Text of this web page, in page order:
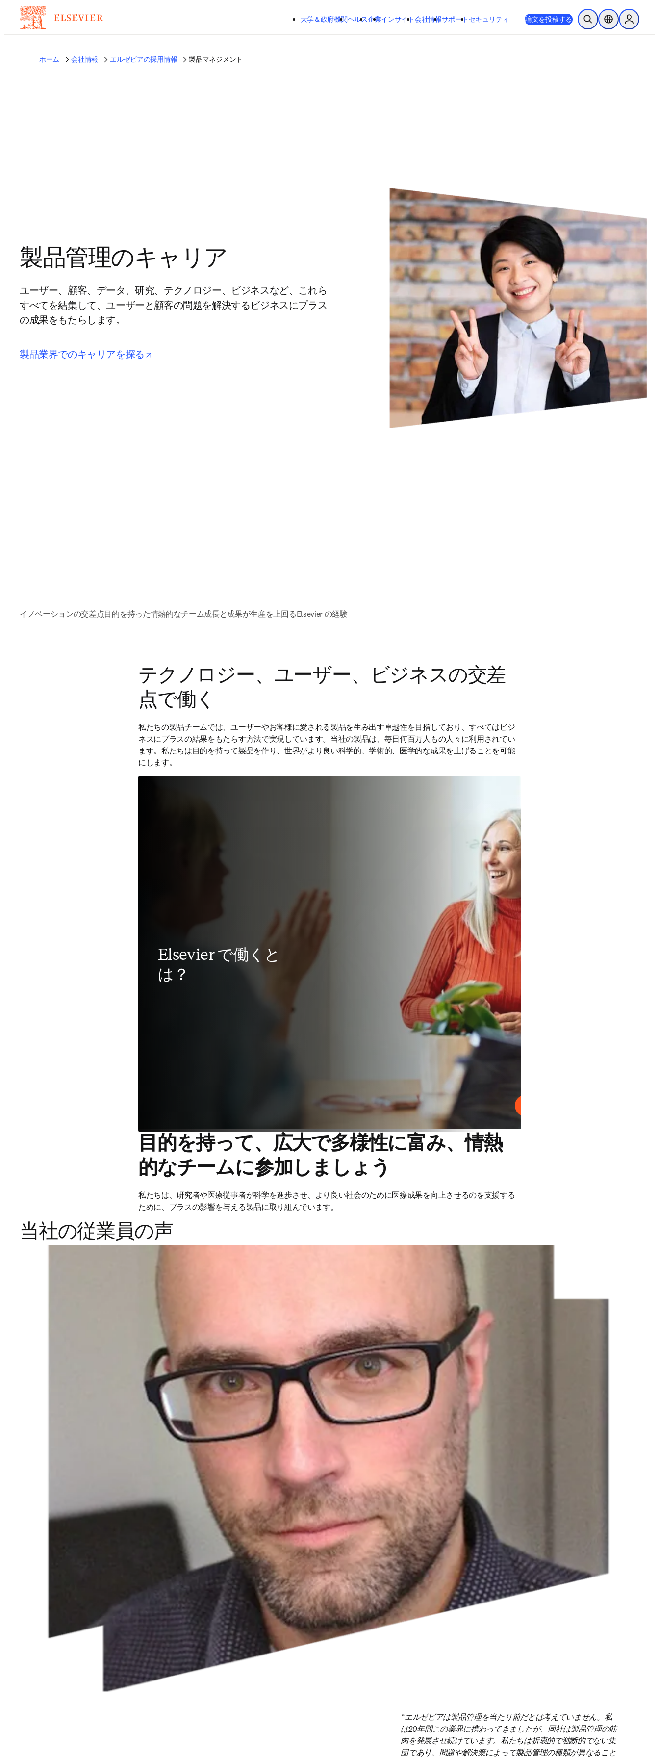
メインのコンテンツにスキップする
大学＆政府機関ヘルス企業インサイト会社情報サポート 新しいタブ／ウィンドウで開く
opens in new tab/window
セキュリティ 論文を投稿する 検索を開くロケーションセ
Sign in to
ホーム 会社情報 エルゼビアの採用情報 製品マネジメント
製品管理のキャリア
ユーザー、顧客、データ、研究、テクノロジー、ビジネスなど、これら
すべてを結集して、ユーザーと顧客の問題を解決するビジネスにプラス
の成果をもたらします。
製品業界でのキャリアを探る
イノベーションの交差点目的を持った情熱的なチーム成長と成果が生産を上回るElsevier の経験
テクノロジー、ユーザー、ビジネスの交差
点で働く
私たちの製品チームでは、ユーザーやお客様に愛される製品を生み出す卓越性を目指しており、すべてはビジ
ネスにプラスの結果をもたらす方法で実現しています。当社の製品は、毎日何百万人もの人々に利用されてい
ます。私たちは目的を持って製品を作り、世界がより良い科学的、学術的、医学的な成果を上げることを可能
にします。
Elsevier で働くと
は？
目的を持って、広大で多様性に富み、情熱
的なチームに参加しましょう
私たちは、研究者や医療従事者が科学を進歩させ、より良い社会のために医療成果を向上させるのを支援する
ために、プラスの影響を与える製品に取り組んでいます。
当社の従業員の声
エルゼビアは製品管理を当たり前だとは考えていません。私
は20年間この業界に携わってきましたが、同社は製品管理の筋
肉を発展させ続けています。私たちは折衷的で独断的でない集
団であり、問題や解決策によって製品管理の種類が異なること